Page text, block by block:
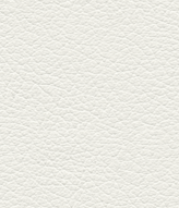
汁カ
肉じゅ
』で乾
二郎